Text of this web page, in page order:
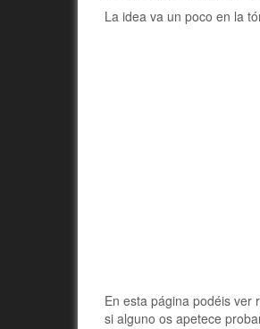
La idea va un poco en la
En esta página podéis ver
si alguno os apetece